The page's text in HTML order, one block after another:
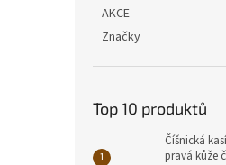
AKCE
Značky
Top 10 produktů
Číšnická
pravá kůže